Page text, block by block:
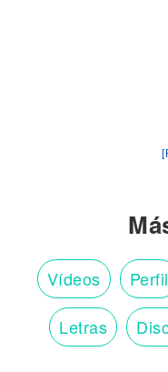
Vídeos Perfil
Letras